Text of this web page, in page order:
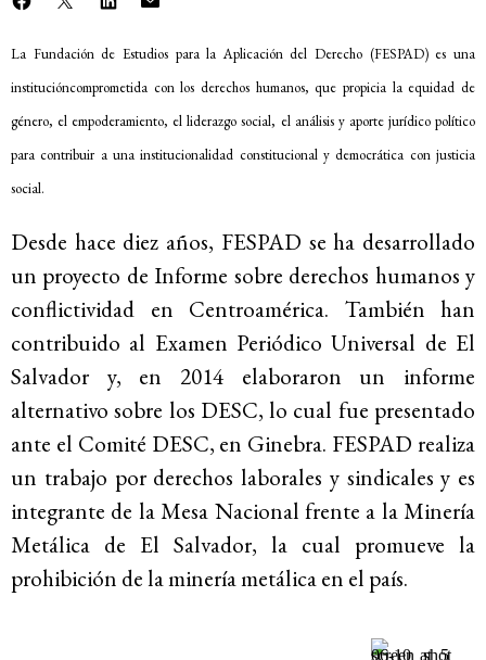
Política de privacidad
© 2026
La Fundación de Estudios para la Aplicación del Derecho (FESPAD) es una
institucióncomprometida con los derechos humanos, que propicia la equidad de
género, el empoderamiento, el liderazgo social, el análisis y aporte jurídico político
para contribuir a una institucionalidad constitucional y democrática con justicia
social.
Desde hace diez años, FESPAD se ha desarrollado
un proyecto de Informe sobre derechos humanos y
conflictividad en Centroamérica. También han
contribuido al Examen Periódico Universal de El
Salvador y, en 2014 elaboraron un informe
alternativo sobre los DESC, lo cual fue presentado
ante el Comité DESC, en Ginebra. FESPAD realiza
un trabajo por derechos laborales y sindicales y es
integrante de la Mesa Nacional frente a la Minería
Metálica de El Salvador, la cual promueve la
prohibición de la minería metálica en el país.